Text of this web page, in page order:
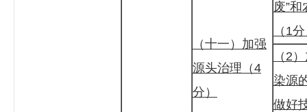
（十一）加强
源头治理（4
分）
废”
（1
（2
染源
做好